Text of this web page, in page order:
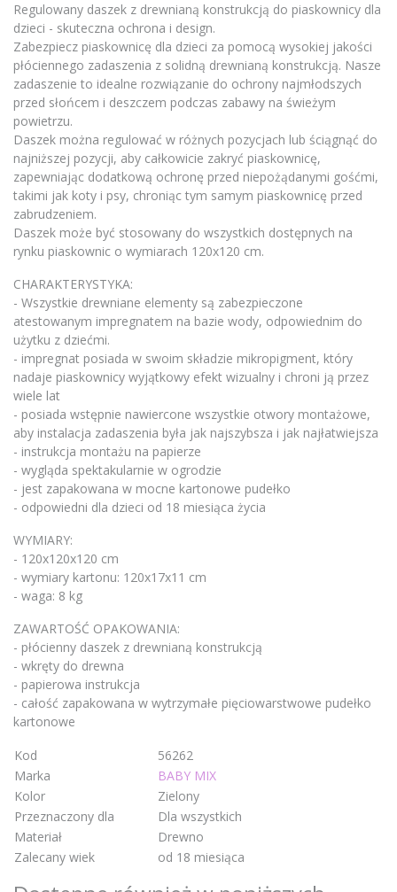
Regulowany daszek z drewnianą konstrukcją do piaskownicy dla
dzieci - skuteczna ochrona i design.
Zabezpiecz piaskownicę dla dzieci za pomocą wysokiej jakości
płóciennego zadaszenia z solidną drewnianą konstrukcją. Nasze
zadaszenie to idealne rozwiązanie do ochrony najmłodszych
przed słońcem i deszczem podczas zabawy na świeżym
powietrzu.
Daszek można regulować w różnych pozycjach lub ściągnąć do
najniższej pozycji, aby całkowicie zakryć piaskownicę,
zapewniając dodatkową ochronę przed niepożądanymi gośćmi,
takimi jak koty i psy, chroniąc tym samym piaskownicę przed
zabrudzeniem.
Daszek może być stosowany do wszystkich dostępnych na
rynku piaskownic o wymiarach 120x120 cm.
CHARAKTERYSTYKA:
- Wszystkie drewniane elementy są zabezpieczone
atestowanym impregnatem na bazie wody, odpowiednim do
użytku z dziećmi.
- impregnat posiada w swoim składzie mikropigment, który
nadaje piaskownicy wyjątkowy efekt wizualny i chroni ją przez
wiele lat
- posiada wstępnie nawiercone wszystkie otwory montażowe,
aby instalacja zadaszenia była jak najszybsza i jak najłatwiejsza
- instrukcja montażu na papierze
- wygląda spektakularnie w ogrodzie
- jest zapakowana w mocne kartonowe pudełko
- odpowiedni dla dzieci od 18 miesiąca życia
WYMIARY:
- 120x120x120 cm
- wymiary kartonu: 120x17x11 cm
- waga: 8 kg
ZAWARTOŚĆ OPAKOWANIA:
- płócienny daszek z drewnianą konstrukcją
- wkręty do drewna
- papierowa instrukcja
- całość zapakowana w wytrzymałe pięciowarstwowe pudełko
kartonowe
Kod
56262
Marka
BABY MIX
Kolor
Zielony
Przeznaczony dla
Dla wszystkich
Materiał
Drewno
Zalecany wiek
od 18 miesiąca